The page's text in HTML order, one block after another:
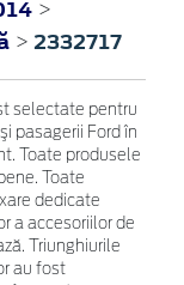
>
> 2332717
selectate pentru
pasagerii Ford în
Toate produsele
Toate
dedicate
a accesoriilor de
Triunghiurile
au fost